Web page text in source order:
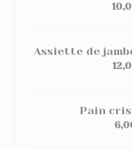
Assiette de
Pain